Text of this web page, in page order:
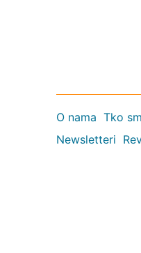
O nama Tko
Newsletteri